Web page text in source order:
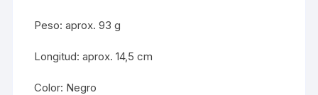
Peso: aprox. 93 g
Longitud: aprox. 14,5 cm
Color: Negro